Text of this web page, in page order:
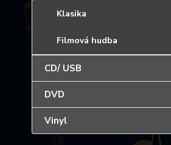
Klasika
Filmová hudba
CD/ USB
DVD
Vinyl